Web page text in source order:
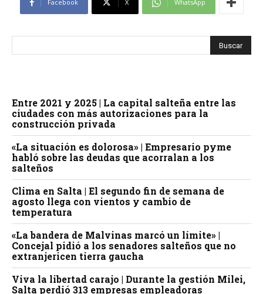
Facebook X WhatsApp
Entre 2021 y 2025 | La capital salteña entre las
ciudades con más autorizaciones para la
construcción privada
«La situación es dolorosa» | Empresario pyme
habló sobre las deudas que acorralan a los
salteños
Clima en Salta | El segundo fin de semana de
agosto llega con vientos y cambio de
temperatura
«La bandera de Malvinas marcó un límite» |
Concejal pidió a los senadores salteños que no
extranjericen tierra gaucha
Viva la libertad carajo | Durante la gestión Milei,
Salta perdió 313 empresas empleadoras